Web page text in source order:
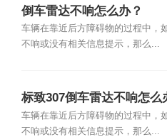
倒车雷达不响怎么办？
车辆在靠近后方障碍物的过程中，
不响或没有相关信息提示，那么...
标致307倒车雷达不响怎么
车辆在靠近后方障碍物的过程中，
不响或没有相关信息提示，那么...